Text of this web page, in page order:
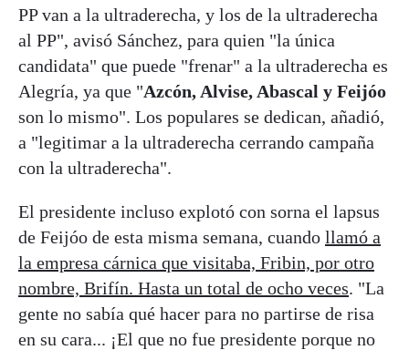
PP van a la ultraderecha, y los de la ultraderecha
al PP", avisó Sánchez, para quien "la única
candidata" que puede "frenar" a la ultraderecha es
Alegría, ya que "Azcón, Alvise, Abascal y Feijóo
son lo mismo". Los populares se dedican, añadió,
a "legitimar a la ultraderecha cerrando campaña
con la ultraderecha".
El presidente incluso explotó con sorna el lapsus
de Feijóo de esta misma semana, cuando llamó a
la empresa cárnica que visitaba, Fribin, por otro
nombre, Brifín. Hasta un total de ocho veces. "La
gente no sabía qué hacer para no partirse de risa
en su cara... ¡El que no fue presidente porque no